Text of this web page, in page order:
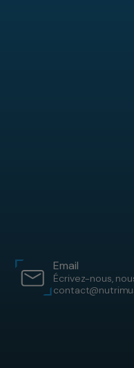
Email
Écrivez-nous,